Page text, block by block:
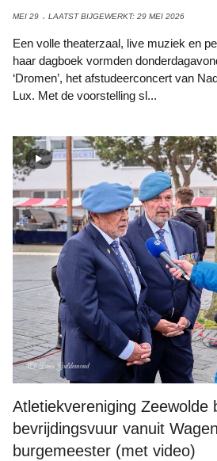
MEI 29 LAATST BIJGEWERKT: 29 MEI 2026
Een volle theaterzaal, live muziek en
haar dagboek vormden
‘Dromen’, het afstudeerconcert van
Lux. Met de voorstelling sl...
Foto: Deen Guldemond
Atletiekvereniging Zeewolde
bevrijdingsvuur vanuit
burgemeester (met video)